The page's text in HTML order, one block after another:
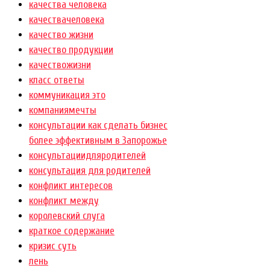
качества человека
качествачеловека
качество жизни
качество продукции
качествожизни
класс ответы
коммуникация это
компаниямечты
консультации как сделать бизнес
более эффективным в Запорожье
консультациидляродителей
консультация для родителей
конфликт интересов
конфликт между
королевский слуга
краткое содержание
кризис суть
лень